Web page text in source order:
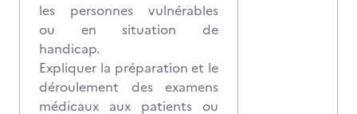
les personnes vulnérables
ou en situation de
handicap.
Expliquer la préparation et le
déroulement des examens
médicaux aux patients ou